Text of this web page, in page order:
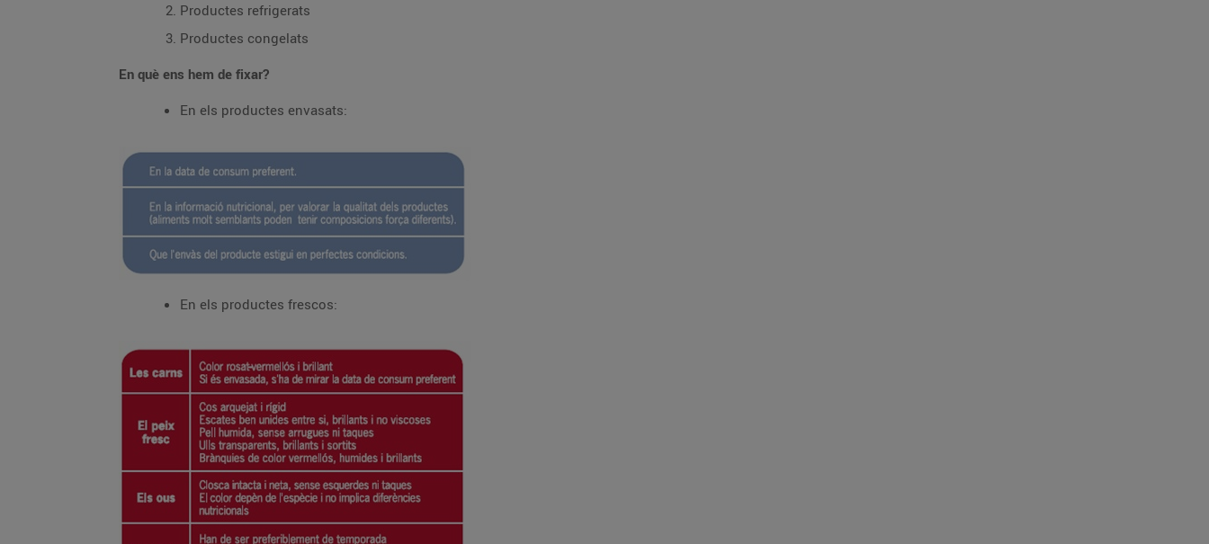
Productes refrigerats
Productes congelats
En què ens hem de fixar?
En els productes envasats:
En els productes frescos: